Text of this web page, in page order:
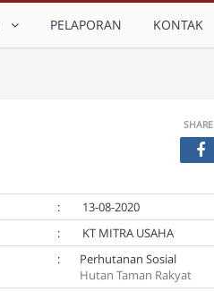
PELAPORAN KONTAK
SHARE
:
13-08-2020
:
KT MITRA USAHA
:
Perhutanan Sosial
Hutan Taman Rakyat